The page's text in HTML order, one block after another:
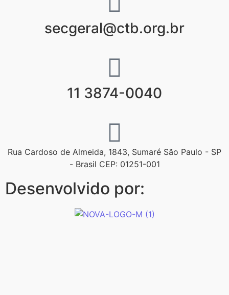
secgeral@ctb.org.br
11 3874-0040
Rua Cardoso de Almeida, 1843, Sumaré São Paulo - SP
- Brasil CEP: 01251-001
Desenvolvido por: